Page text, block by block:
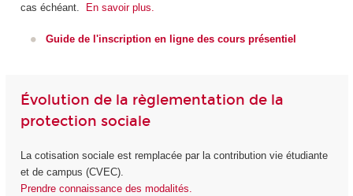
cas échéant. En savoir plus.
Guide de l'inscription en ligne des cours présentiel
Évolution de la règlementation de la
protection sociale
La cotisation sociale est remplacée par la contribution vie étudiante
et de campus (CVEC).
Prendre connaissance des modalités.